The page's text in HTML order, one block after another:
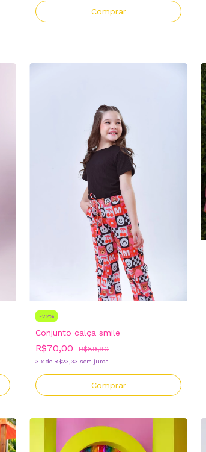
Comprar
-22%
Conjunto calça smile
R$70,00 R$89,90
3 x de R$23,33 sem juros
Comprar